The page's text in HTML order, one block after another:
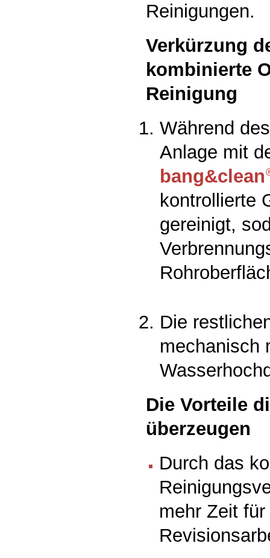
Reinigungen.
Verkürzung
kombinierte
Reinigung
Während
Anlage mit
bang&clean
kontrollierte
gereinigt,
Die
mechanisch
Die Vorteile
überzeugen
Durch das
mehr Zeit